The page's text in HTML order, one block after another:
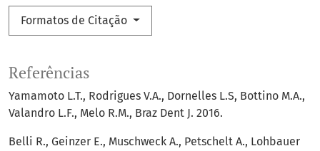
Formatos de Citação
Referências
Yamamoto L.T., Rodrigues V.A., Dornelles L.S, Bottino M.A.,
Valandro L.F., Melo R.M., Braz Dent J. 2016.
Belli R., Geinzer E., Muschweck A., Petschelt A., Lohbauer